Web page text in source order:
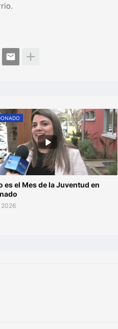
es el Mes de la Juventud en
2026